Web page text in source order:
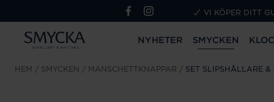
VI KÖPER DITT
NYHETER SMYCKEN
HEM SMYCKEN MANSCHETTKNAPPAR SET SLIPSHÅLLARE